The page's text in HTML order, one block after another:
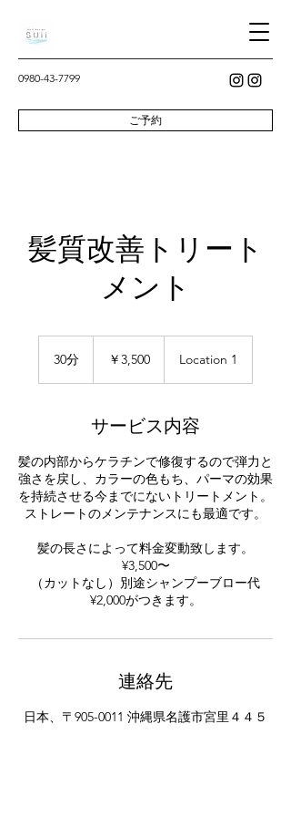
0980-43-7799
ご予約
髪質改善トリート
メント
30分 ￥3,500 Location 1
サービス内容
髪の内部からケラチンで修復するので弾力と
強さを戻し、カラーの色もち、パーマの効果
を持続させる今までにないトリートメント。
ストレートのメンテナンスにも最適です。
髪の長さによって料金変動致します。
¥3,500〜
（カットなし）別途シャンプーブロー代
¥2,000がつきます。
連絡先
日本、〒905-0011 沖縄県名護市宮里４４５